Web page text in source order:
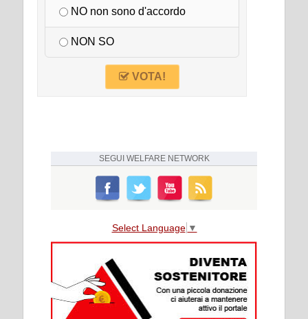
NO non sono d'accordo
NON SO
VOTA!
SEGUI WELFARE NETWORK
Select Language ▼